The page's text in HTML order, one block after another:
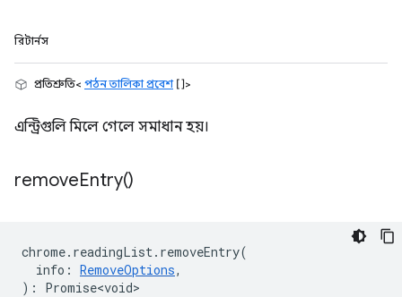
রিটার্নস
প্রতিশ্রুতি< পঠন তালিকা প্রবেশ[]>
এন্ট্রিগুলি মিলে গেলে সমাধান হয়।
removeEntry()
chrome. readingList . removeEntry(
info : RemoveOptions,
) : Promise<void>